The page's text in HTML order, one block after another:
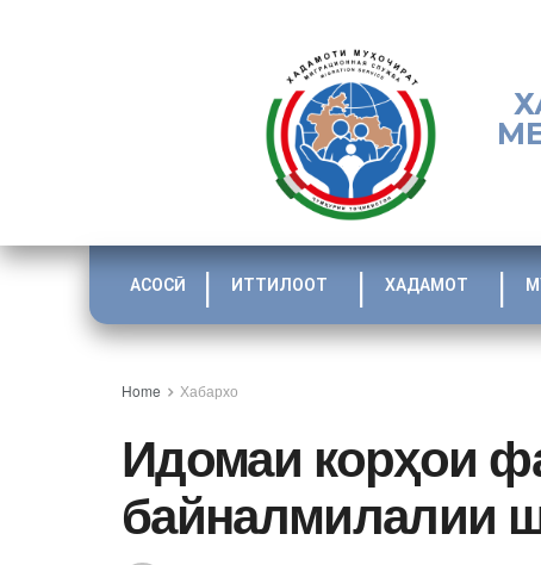
АСОСӢ ИТТИЛООТ ХАДАМОТ
Home Хабархо
Идомаи корҳои
байналмилалии